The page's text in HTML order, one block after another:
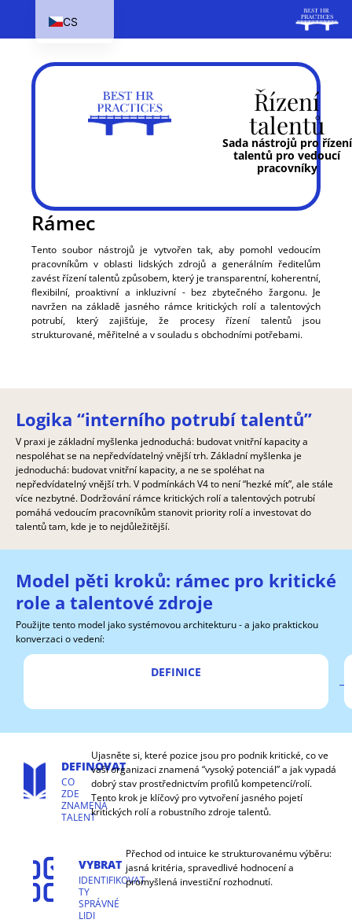
Řízení
talentů
Sada nástrojů pro řízení
talentů pro vedoucí
pracovníky
Rámec
Tento soubor nástrojů je vytvořen tak, aby pomohl vedoucím
pracovníkům v oblasti lidských zdrojů a generálním ředitelům
zavést řízení talentů způsobem, který je transparentní, koherentní,
flexibilní, proaktivní a inkluzivní - bez zbytečného žargonu. Je
navržen na základě jasného rámce kritických rolí a talentových
potrubí, který zajišťuje, že procesy řízení talentů jsou
strukturované, měřitelné a v souladu s obchodními potřebami.
Logika “interního potrubí talentů”
V praxi je základní myšlenka jednoduchá: budovat vnitřní kapacity a
nespoléhat se na nepředvídatelný vnější trh. Základní myšlenka je
jednoduchá: budovat vnitřní kapacity, a ne se spoléhat na
nepředvídatelný vnější trh. V podmínkách V4 to není “hezké mít”, ale stále
více nezbytné. Dodržování rámce kritických rolí a talentových potrubí
pomáhá vedoucím pracovníkům stanovit priority rolí a investovat do
talentů tam, kde je to nejdůležitější.
Model pěti kroků: rámec pro kritické
role a talentové zdroje
Použijte tento model jako systémovou architekturu - a jako praktickou
konverzaci o vedení:
DEFINICE →
DEFINOVAT
CO
ZDE
ZNAMENÁ
TALENT
Ujasněte si, které pozice jsou pro podnik kritické, co ve
vaší organizaci znamená “vysoký potenciál” a jak vypadá
dobrý stav prostřednictvím profilů kompetencí/rolí.
Tento krok je klíčový pro vytvoření jasného pojetí
kritických rolí a robustního zdroje talentů.
VYBRAT
IDENTIFIKOVAT
TY
SPRÁVNÉ
LIDI
Přechod od intuice ke strukturovanému výběru:
jasná kritéria, spravedlivé hodnocení a
promyšlená investiční rozhodnutí.
CS